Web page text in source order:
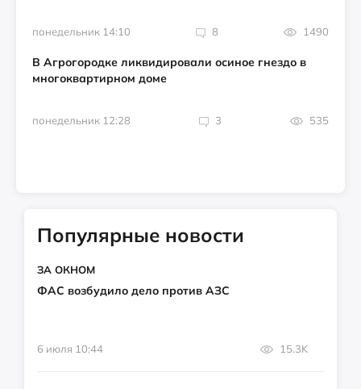
понедельник 14:10 8 1490
В Агрогородке ликвидировали осиное гнездо в
многоквартирном доме
понедельник 12:28 3 535
Популярные новости
ЗА ОКНОМ
ФАС возбудило дело против АЗС
6 июля 10:44 15.3K